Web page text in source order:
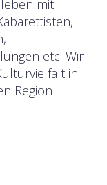
mit
etc. Wir
in
Region